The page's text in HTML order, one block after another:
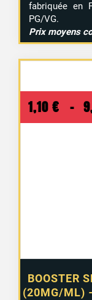
fabriquée en
PG/VG.
Prix moyens
BOOSTER
(20MG/ML)
1,10 € –